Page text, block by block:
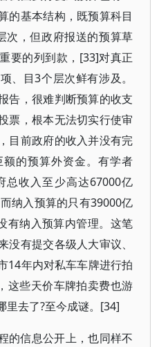
的基本结构，既预算科目
次，但政府报送的预算草
要的列到款，[33]对真正
、目3个层次鲜有涉及。
告，很难判断预算的收支
票，根本无法切实行使审
目前政府的收入并没有完
的预算外资金。有学者
总收入至少高达67000亿
纳入预算的只有39000亿
有纳入预算内管理。这笔
没有提交各级人大审议、
14年内对私车车牌进行拍
这些天价车牌拍卖费也游
里去了?至今成谜。[34]
的信息公开上，也同样不